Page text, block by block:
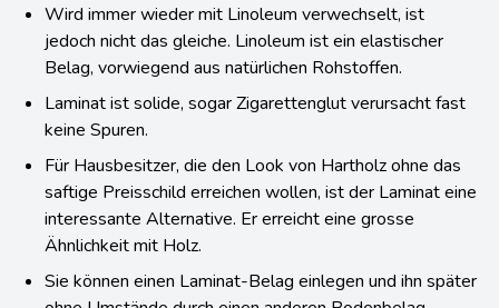
Wird immer wieder mit Linoleum verwechselt, ist
jedoch nicht das gleiche. Linoleum ist ein elastischer
Belag, vorwiegend aus natürlichen Rohstoffen.
Laminat ist solide, sogar Zigarettenglut verursacht fast
keine Spuren.
Für Hausbesitzer, die den Look von Hartholz ohne das
saftige Preisschild erreichen wollen, ist der Laminat eine
interessante Alternative. Er erreicht eine grosse
Ähnlichkeit mit Holz.
Sie können einen Laminat-Belag einlegen und ihn später